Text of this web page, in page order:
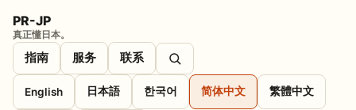
PR-JP
真正懂日本。
指南 服务 联系
English 日本語 한국어 简体中文 繁體中文